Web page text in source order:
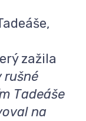
zažila
rušné
Tadeáše
na